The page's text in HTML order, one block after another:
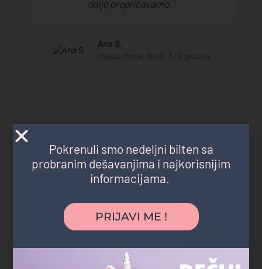
U komšiluku
nigde da mrdnemo. Rođendan je
organizovan u parku blizu naše zgrade,
deca su se igrala satima, a komšije i
prijatelji su mogli lako da nam se pridruže.
Baš jednostavno, opušteno i bez stresa."
dalje prepričavamo."
Ana S.
majka dvoje dece, 5 i 9 godina
Pokrenuli smo nedeljni bilten sa
probranim dešavanjima i najkorisnijim
informacijama.
PRIJAVI ME !